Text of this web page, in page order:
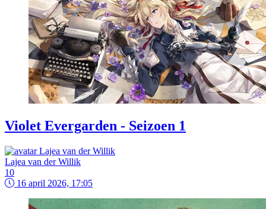
Violet Evergarden - Seizoen 1
Lajea van der Willik
10
16 april 2026, 17:05